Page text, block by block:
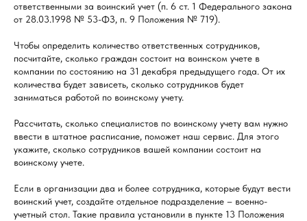
ответственными за воинский учет (п. 6 ст. 1 Федерального закона
от 28.03.1998 № 53-ФЗ, п. 9 Положения № 719).
Чтобы определить количество ответственных сотрудников,
посчитайте, сколько граждан состоит на воинском учете в
компании по состоянию на 31 декабря предыдущего года. От их
количества будет зависеть, сколько сотрудников будет
заниматься работой по воинскому учету.
Рассчитать, сколько специалистов по воинскому учету вам нужно
ввести в штатное расписание, поможет наш сервис. Для этого
укажите, сколько сотрудников вашей компании состоит на
воинскому учете.
Если в организации два и более сотрудника, которые будут вести
воинский учет, создайте отдельное подразделение – военно-
учетный стол. Такие правила установили в пункте 13 Положения